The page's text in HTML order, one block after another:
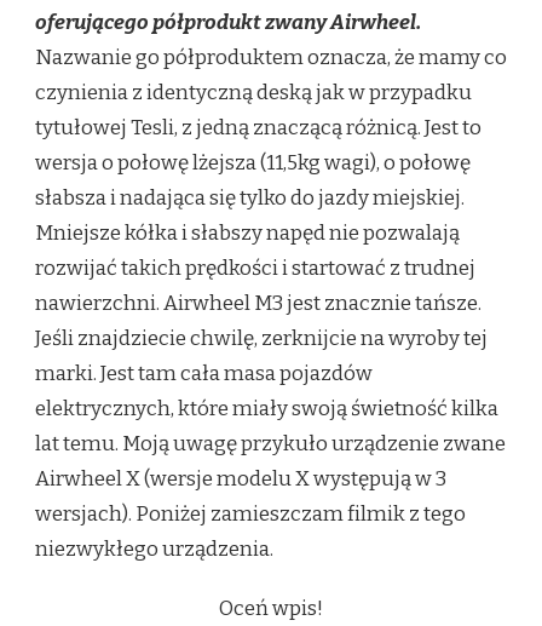
oferującego półprodukt zwany Airwheel.
Nazwanie go półproduktem oznacza, że mamy co
czynienia z identyczną deską jak w przypadku
tytułowej Tesli, z jedną znaczącą różnicą. Jest to
wersja o połowę lżejsza (11,5kg wagi), o połowę
słabsza i nadająca się tylko do jazdy miejskiej.
Mniejsze kółka i słabszy napęd nie pozwalają
rozwijać takich prędkości i startować z trudnej
nawierzchni. Airwheel M3 jest znacznie tańsze.
Jeśli znajdziecie chwilę, zerknijcie na wyroby tej
marki. Jest tam cała masa pojazdów
elektrycznych, które miały swoją świetność kilka
lat temu. Moją uwagę przykuło urządzenie zwane
Airwheel X (wersje modelu X występują w 3
wersjach). Poniżej zamieszczam filmik z tego
niezwykłego urządzenia.
Oceń wpis!